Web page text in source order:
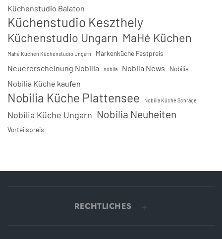
Küchenstudio Balaton
Küchenstudio Keszthely
Küchenstudio Ungarn MaHé Küchen
Mahé Küchen Küchenstudio Ungarn Markenküche Festpreis
Neuererscheinung Nobilia nobila Nobila News Nobilia
Nobilia Küche kaufen
Nobilia Küche Plattensee Nobilia Küche Schräge
Nobilia Küche Ungarn Nobilia Neuheiten
Vorteilspreis
RECHTLICHES